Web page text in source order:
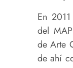
En
del
de Arte
de ahí